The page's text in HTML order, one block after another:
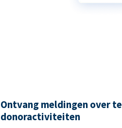
Ontvang meldingen over
donoractiviteiten